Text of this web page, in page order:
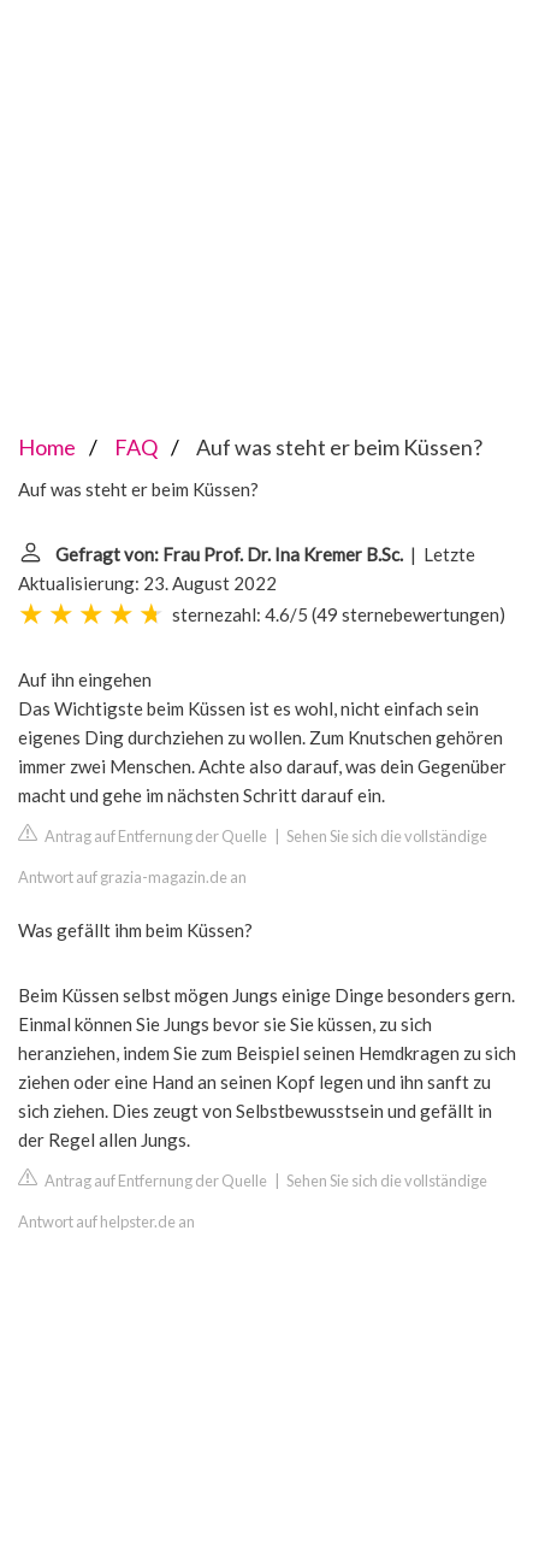
Home FAQ Auf was steht er beim Küssen?
Auf was steht er beim Küssen?
Gefragt von: Frau Prof. Dr. Ina Kremer B.Sc. | Letzte
Aktualisierung: 23. August 2022
sternezahl: 4.6/5 (49 sternebewertungen)
Auf ihn eingehen
Das Wichtigste beim Küssen ist es wohl, nicht einfach sein
eigenes Ding durchziehen zu wollen. Zum Knutschen gehören
immer zwei Menschen. Achte also darauf, was dein Gegenüber
macht und gehe im nächsten Schritt darauf ein.
Antrag auf Entfernung der Quelle Sehen Sie sich die vollständige
Antwort auf grazia-magazin.de an
Was gefällt ihm beim Küssen?
Beim Küssen selbst mögen Jungs einige Dinge besonders gern.
Einmal können Sie Jungs bevor sie Sie küssen, zu sich
heranziehen, indem Sie zum Beispiel seinen Hemdkragen zu sich
ziehen oder eine Hand an seinen Kopf legen und ihn sanft zu
sich ziehen. Dies zeugt von Selbstbewusstsein und gefällt in
der Regel allen Jungs.
Antrag auf Entfernung der Quelle Sehen Sie sich die vollständige
Antwort auf helpster.de an